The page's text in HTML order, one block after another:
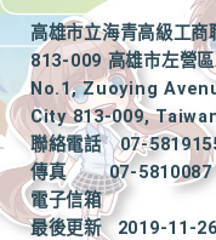
高雄市立海青高級工商
813-009 高雄市左營
No.1, Zuoying
City 813-009,
聯絡電話
07-
傳真
07-5810087
電子信箱
最後更新
2019-11-26